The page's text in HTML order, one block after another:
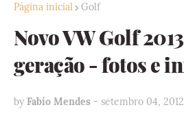
Página inicial Golf
Novo VW Golf
geração - fotos e
by Fabio Mendes - setembro 04, 2012